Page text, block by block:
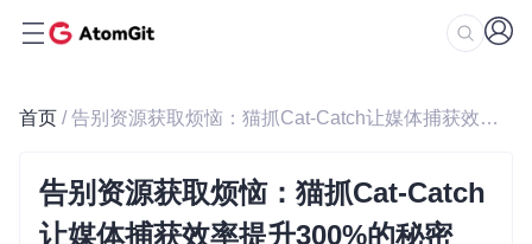
首页 / 告别资源获取烦恼：猫抓Cat-Catch让媒体捕获效率提升300%的秘密
告别资源获取烦恼：猫抓Cat-Catch
让媒体捕获效率提升300%的秘密